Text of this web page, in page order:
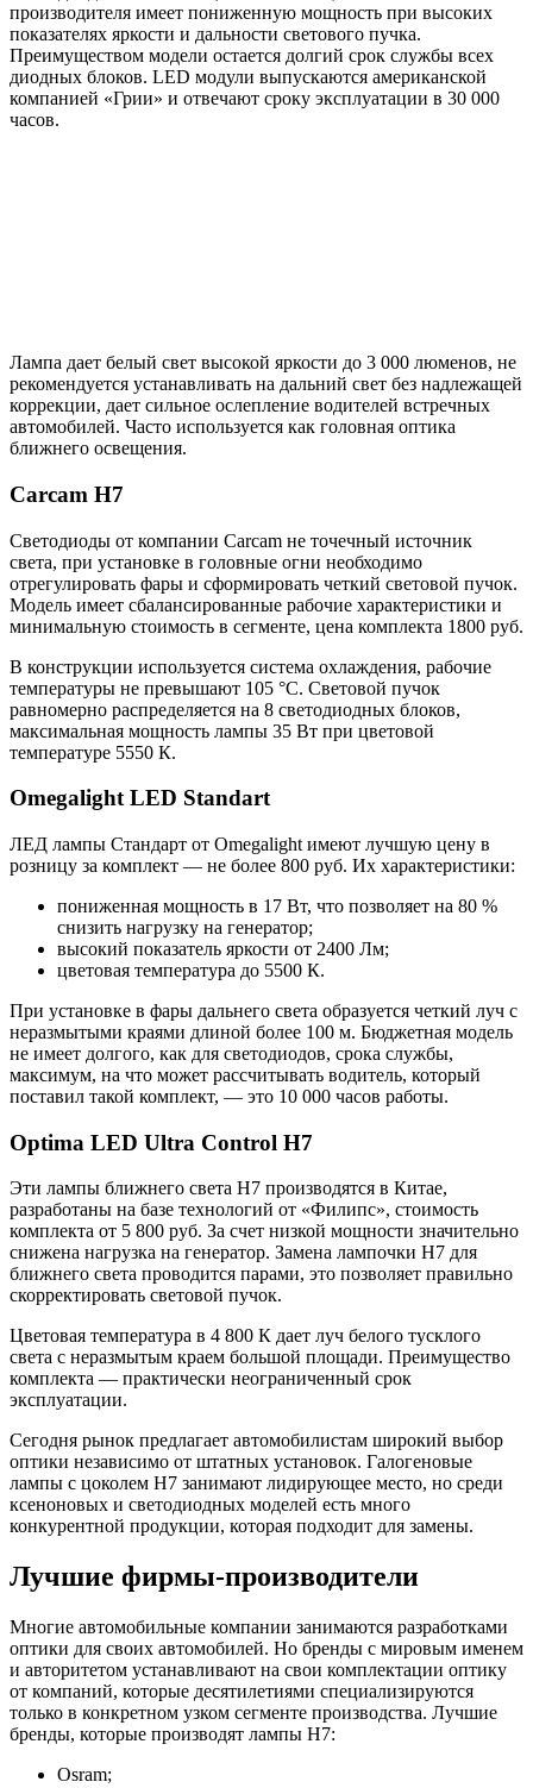
производителя имеет пониженную мощность при высоких
показателях яркости и дальности светового пучка.
Преимуществом модели остается долгий срок службы всех
диодных блоков. LED модули выпускаются американской
компанией «Грии» и отвечают сроку эксплуатации в 30 000
часов.
Лампа дает белый свет высокой яркости до 3 000 люменов, не
рекомендуется устанавливать на дальний свет без надлежащей
коррекции, дает сильное ослепление водителей встречных
автомобилей. Часто используется как головная оптика
ближнего освещения.
Carcam H7
Светодиоды от компании Carcam не точечный источник
света, при установке в головные огни необходимо
отрегулировать фары и сформировать четкий световой пучок.
Модель имеет сбалансированные рабочие характеристики и
минимальную стоимость в сегменте, цена комплекта 1800 руб.
В конструкции используется система охлаждения, рабочие
температуры не превышают 105 °С. Световой пучок
равномерно распределяется на 8 светодиодных блоков,
максимальная мощность лампы 35 Вт при цветовой
температуре 5550 К.
Omegalight LED Standart
ЛЕД лампы Стандарт от Omegalight имеют лучшую цену в
розницу за комплект — не более 800 руб. Их характеристики:
пониженная мощность в 17 Вт, что позволяет на 80 %
снизить нагрузку на генератор;
высокий показатель яркости от 2400 Лм;
цветовая температура до 5500 К.
При установке в фары дальнего света образуется четкий луч с
неразмытыми краями длиной более 100 м. Бюджетная модель
не имеет долгого, как для светодиодов, срока службы,
максимум, на что может рассчитывать водитель, который
поставил такой комплект, — это 10 000 часов работы.
Optima LED Ultra Control H7
Эти лампы ближнего света H7 производятся в Китае,
разработаны на базе технологий от «Филипс», стоимость
комплекта от 5 800 руб. За счет низкой мощности значительно
снижена нагрузка на генератор. Замена лампочки H7 для
ближнего света проводится парами, это позволяет правильно
скорректировать световой пучок.
Цветовая температура в 4 800 К дает луч белого тусклого
света с неразмытым краем большой площади. Преимущество
комплекта — практически неограниченный срок
эксплуатации.
Сегодня рынок предлагает автомобилистам широкий выбор
оптики независимо от штатных установок. Галогеновые
лампы с цоколем Н7 занимают лидирующее место, но среди
ксеноновых и светодиодных моделей есть много
конкурентной продукции, которая подходит для замены.
Лучшие фирмы-производители
Многие автомобильные компании занимаются разработками
оптики для своих автомобилей. Но бренды с мировым именем
и авторитетом устанавливают на свои комплектации оптику
от компаний, которые десятилетиями специализируются
только в конкретном узком сегменте производства. Лучшие
бренды, которые производят лампы H7:
Osram;